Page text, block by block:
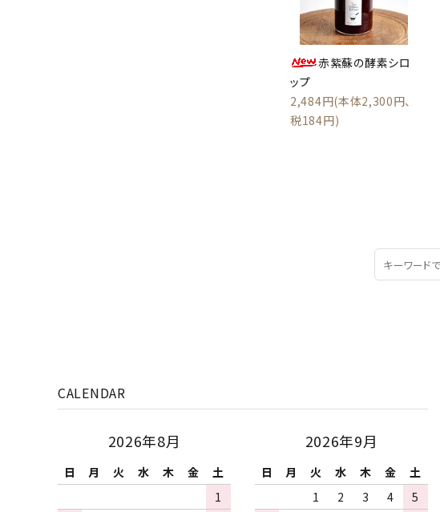
赤紫蘇の酵素シロ
ップ
2,484円(本体2,300円、
税184円)
CALENDAR
2026年8月
日 月 火 水 木 金
土
1
2026年9月
日 月 火 水 木 金
土
1
2 3 4
5